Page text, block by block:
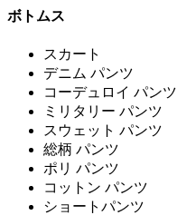
ボトムス
スカート
デニム パンツ
コーデュロイ パンツ
ミリタリー パンツ
スウェット パンツ
総柄 パンツ
ポリ パンツ
コットン パンツ
ショートパンツ